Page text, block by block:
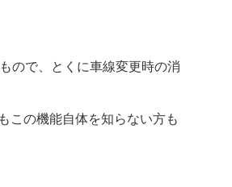
ので、とくに車線変更時の消
この機能自体を知らない方も